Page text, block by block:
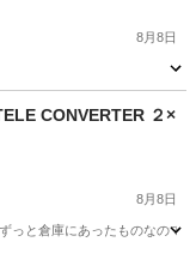
8月8日
CONVERTER ２×
8月8日
っと倉庫にあったものなの